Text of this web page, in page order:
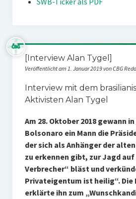
[Interview Alan Tygel]
Veröffentlicht am 1. Januar 2019 von CBG
Interview mit dem
Aktivisten Alan Tygel
Am 28. Oktober 2018 gewann
Bolsonaro ein Mann die
der sich als Anhänger der
zu erkennen gibt, zur Jagd
Verbrecher“ bläst und
Privateigentum ist heilig“. Die
erklärte ihn zum